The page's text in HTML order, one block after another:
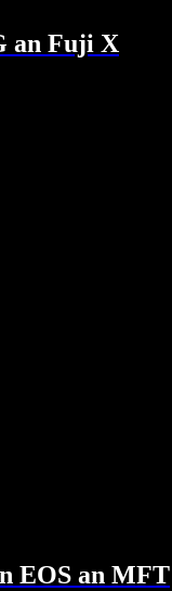
an Fuji X
EOS an MFT